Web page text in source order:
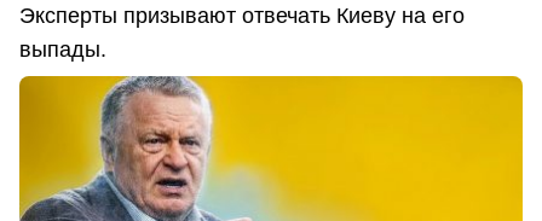
Эксперты призывают отвечать Киеву на его
выпады.